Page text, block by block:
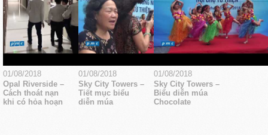
01/08/2018
Opal Riverside –
Cách thoát nạn
khi có hỏa hoạn
01/08/2018
Sky City Towers –
Tiết mục biểu
diễn múa
01/08/2018
Sky City Towers –
Biểu diễn múa
Chocolate